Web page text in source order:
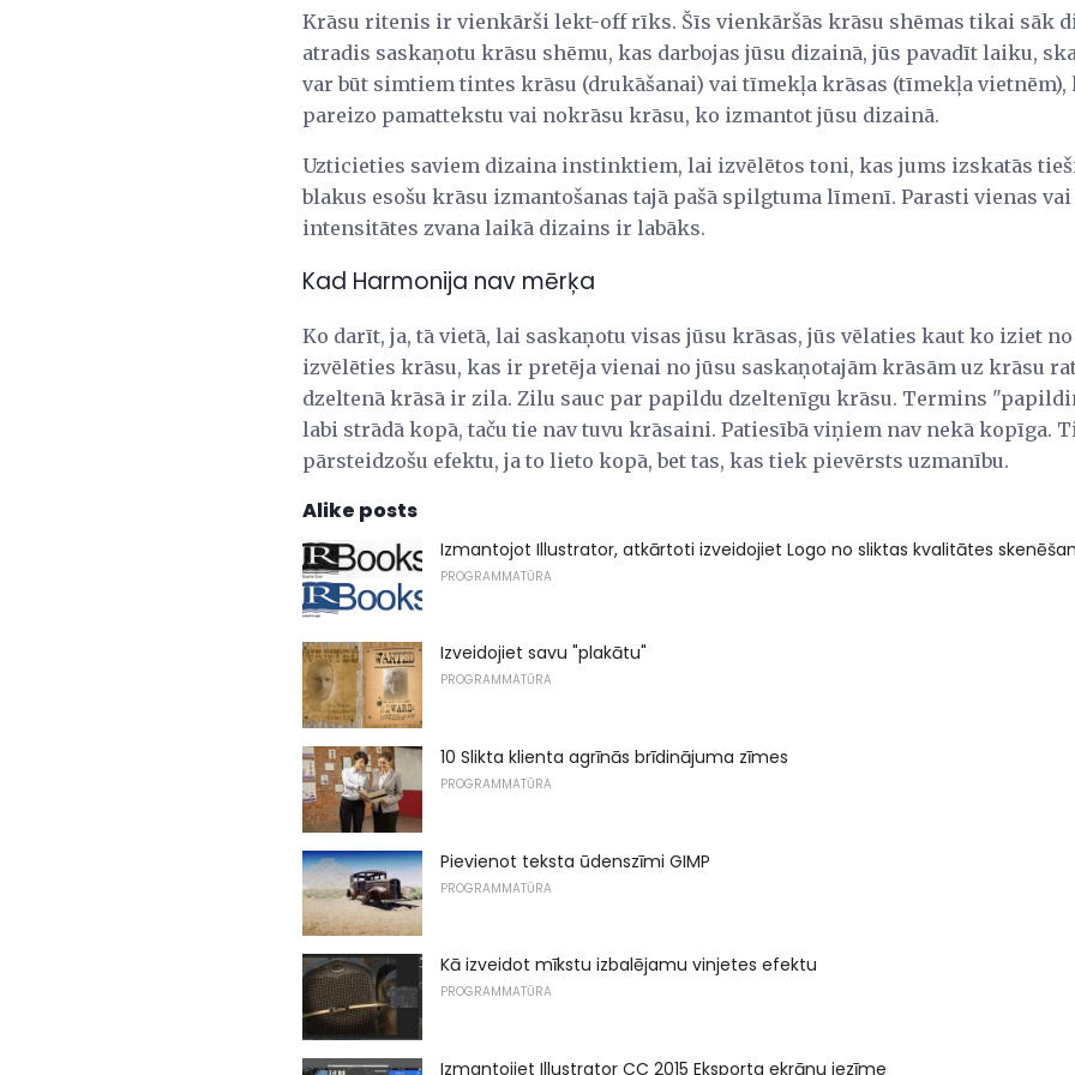
Krāsu ritenis ir vienkārši lekt-off rīks. Šīs vienkāršās krāsu shēmas tikai sāk
atradis saskaņotu krāsu shēmu, kas darbojas jūsu dizainā, jūs pavadīt laiku,
var būt simtiem tintes krāsu (drukāšanai) vai tīmekļa krāsas (tīmekļa
pareizo pamattekstu vai nokrāsu krāsu, ko izmantot jūsu dizainā.
Uzticieties saviem dizaina instinktiem, lai izvēlētos toni, kas jums izskatās
blakus esošu krāsu izmantošanas tajā pašā spilgtuma līmenī. Parasti vienas
intensitātes zvana laikā dizains ir labāks.
Kad Harmonija nav mērķa
Ko darīt, ja, tā vietā, lai saskaņotu visas jūsu krāsas, jūs vēlaties kaut ko iziet
izvēlēties krāsu, kas ir pretēja vienai no jūsu saskaņotajām krāsām uz krāsu
dzeltenā krāsā ir zila. Zilu sauc par papildu dzeltenīgu krāsu. Termins
labi strādā kopā, taču tie nav tuvu krāsaini. Patiesībā viņiem nav nekā kopīga.
pārsteidzošu efektu, ja to lieto kopā, bet tas, kas tiek pievērsts uzmanību.
Alike posts
Izmantojot Illustrator, atkārtoti izveidojiet Logo no sliktas kvalitātes
PROGRAMMATŪRA
Izveidojiet savu "plakātu"
PROGRAMMATŪRA
10 Slikta klienta agrīnās brīdinājuma zīmes
PROGRAMMATŪRA
Pievienot teksta ūdenszīmi GIMP
PROGRAMMATŪRA
Kā izveidot mīkstu izbalējamu vinjetes efektu
PROGRAMMATŪRA
Izmantojiet Illustrator CC 2015 Eksporta ekrānu iezīme